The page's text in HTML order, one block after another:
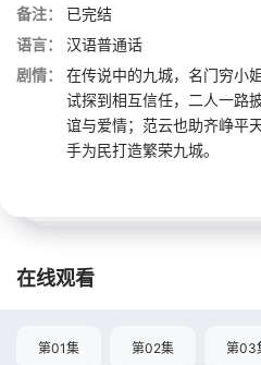
备注：
已完结
语言：
汉语普通话
剧情：
在传说中的九城，名门穷小
试探到相互信任，二人一路
谊与爱情；范云也助齐峥平
手为民打造繁荣九城。
在线观看
第01集 第02集 第03